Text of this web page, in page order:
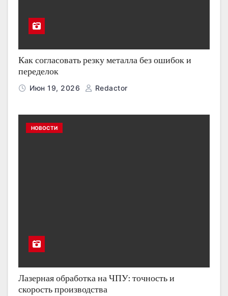
Как согласовать резку металла без ошибок и
переделок
Июн 19, 2026 Redactor
НОВОСТИ
Лазерная обработка на ЧПУ: точность и
скорость производства